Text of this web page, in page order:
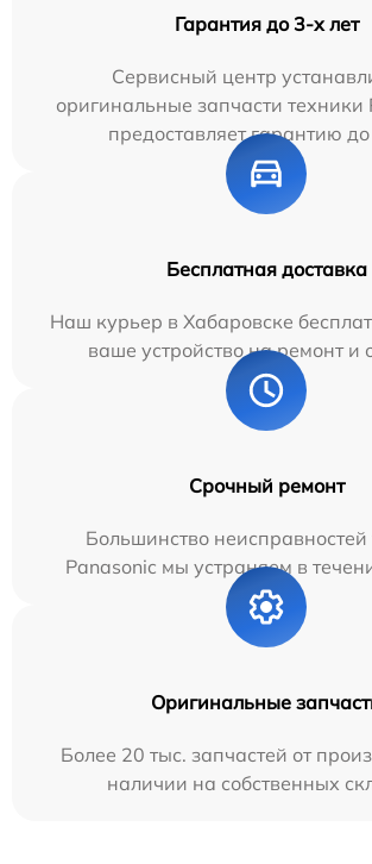
Гарантия до 3-х лет
Сервисный центр
оригинальные запчасти техники
предоставляет гарантию до
Бесплатная доставка
Наш курьер в Хабаровске
ваше устройство на ремонт и
Срочный ремонт
Большинство неисправностей
Panasonic мы устраняем в
Оригинальные
Более 20 тыс. запчастей от
наличии на собственных